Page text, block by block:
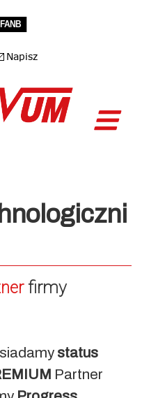
firmy
status
Partner